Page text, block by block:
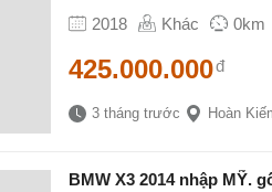
2018 Khác 0km
425.000.000đ
3 tháng trước Hoàn
BMW X3 2014 nhập MỸ.